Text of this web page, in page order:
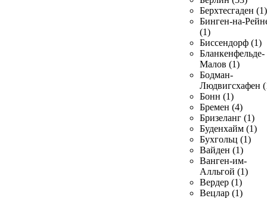
Берхтесгаден (1)
Бинген-на-
(1)
Биссендорф (1)
Бланкенфельде-
Малов (1)
Бодман-
Людвигсхафен
Бонн (1)
Бремен (4)
Бризеланг (1)
Буденхайм (1)
Бухгольц (1)
Вайден (1)
Ванген-им-
Алльгой (1)
Вердер (1)
Вецлар (1)